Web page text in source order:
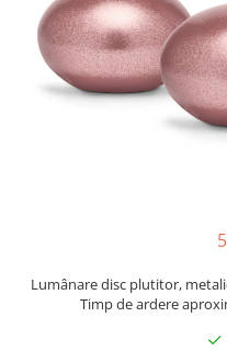
Lumânare disc plutitor,
Timp de ardere